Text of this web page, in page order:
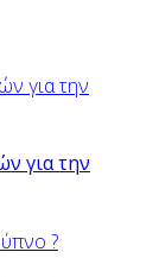
για την